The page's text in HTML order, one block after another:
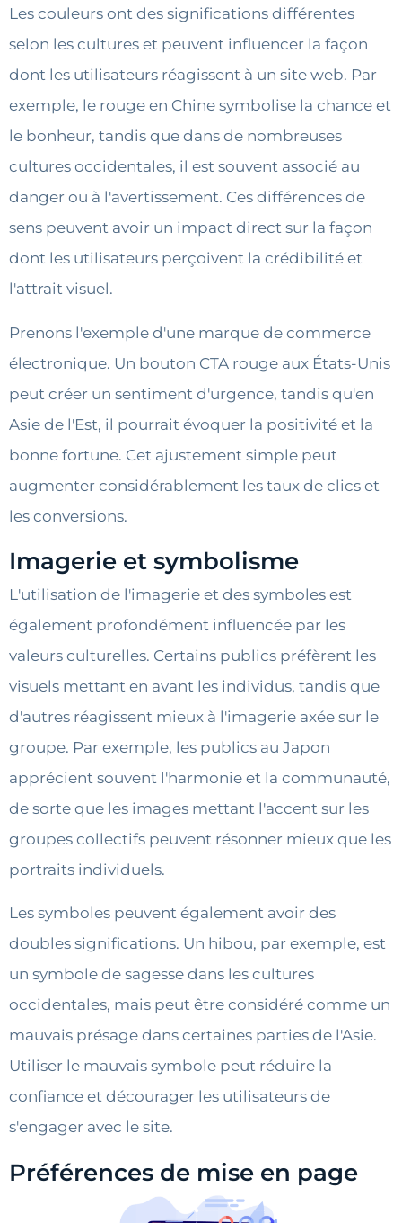
Les couleurs ont des significations différentes
selon les cultures et peuvent influencer la façon
dont les utilisateurs réagissent à un site web. Par
exemple, le rouge en Chine symbolise la chance et
le bonheur, tandis que dans de nombreuses
cultures occidentales, il est souvent associé au
danger ou à l'avertissement. Ces différences de
sens peuvent avoir un impact direct sur la façon
dont les utilisateurs perçoivent la crédibilité et
l'attrait visuel.
Prenons l'exemple d'une marque de commerce
électronique. Un bouton CTA rouge aux États-Unis
peut créer un sentiment d'urgence, tandis qu'en
Asie de l'Est, il pourrait évoquer la positivité et la
bonne fortune. Cet ajustement simple peut
augmenter considérablement les taux de clics et
les conversions.
Imagerie et symbolisme
L'utilisation de l'imagerie et des symboles est
également profondément influencée par les
valeurs culturelles. Certains publics préfèrent les
visuels mettant en avant les individus, tandis que
d'autres réagissent mieux à l'imagerie axée sur le
groupe. Par exemple, les publics au Japon
apprécient souvent l'harmonie et la communauté,
de sorte que les images mettant l'accent sur les
groupes collectifs peuvent résonner mieux que les
portraits individuels.
Les symboles peuvent également avoir des
doubles significations. Un hibou, par exemple, est
un symbole de sagesse dans les cultures
occidentales, mais peut être considéré comme un
mauvais présage dans certaines parties de l'Asie.
Utiliser le mauvais symbole peut réduire la
confiance et décourager les utilisateurs de
s'engager avec le site.
Préférences de mise en page